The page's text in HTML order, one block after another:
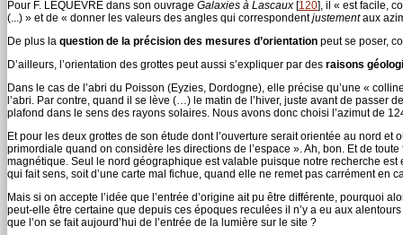
Pour F. LEQUÈVRE dans son ouvrage Galaxies à Lascaux [120] , il « est facile,
(...) » et de « donner les valeurs des angles qui correspondentjustementaux
De plus la question de la précision des mesures d’orientation peut se poser,
D’ailleurs, l’orientation des grottes peut aussi s’expliquer par des raisons
Dans le cas de l’abri du Poisson (Eyzies, Dordogne), elle précise qu’une «
l’abri. Par contre, quand il se lève (…) le matin de l’hiver, juste avant de passer
plafond dans le sens des rayons solaires. Nous avons donc choisi l’azimut de
Et pour les deux grottes de son étude dont l’ouverture serait orientée au nord
primordiale quand on considère les directions de l’espace ». Ah, bon. Et de
magnétique. Seul le nord géographique est valable puisque notre recherche est
qui fait sens, soit d’une carte mal fichue, quand elle ne remet pas carrément en
Mais si on accepte l’idée que l’entrée d’origine ait pu être différente, pourquoi
peut-elle être certaine que depuis ces époques reculées il n’y a eu aux
que l’on se fait aujourd’hui de l’entrée de la lumière sur le site ?